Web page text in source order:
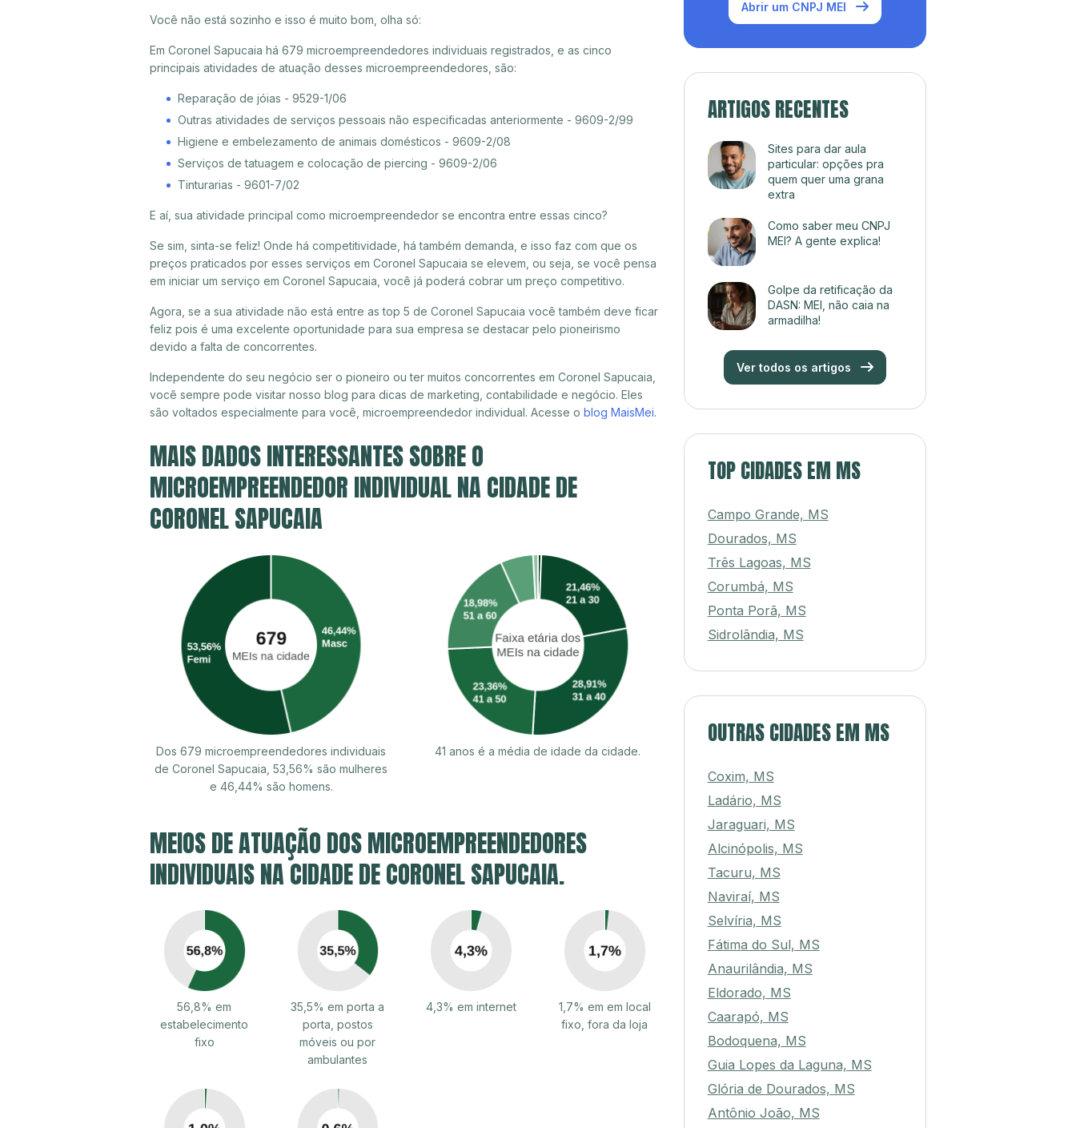
Você não está sozinho e isso é muito bom, olha só:
Em Coronel Sapucaia há 679 microempreendedores individuais registrados, e as cinco
principais atividades de atuação desses microempreendedores, são:
Reparação de jóias - 9529-1/06
Outras atividades de serviços pessoais não especificadas anteriormente - 9609-2/99
Higiene e embelezamento de animais domésticos - 9609-2/08
Serviços de tatuagem e colocação de piercing - 9609-2/06
Tinturarias - 9601-7/02
E aí, sua atividade principal como microempreendedor se encontra entre essas cinco?
Se sim, sinta-se feliz! Onde há competitividade, há também demanda, e isso faz com que os
preços praticados por esses serviços em Coronel Sapucaia se elevem, ou seja, se você pensa
em iniciar um serviço em Coronel Sapucaia, você já poderá cobrar um preço competitivo.
Agora, se a sua atividade não está entre as top 5 de Coronel Sapucaia você também deve ficar
feliz pois é uma excelente oportunidade para sua empresa se destacar pelo pioneirismo
devido a falta de concorrentes.
Independente do seu negócio ser o pioneiro ou ter muitos concorrentes em Coronel Sapucaia,
você sempre pode visitar nosso blog para dicas de marketing, contabilidade e negócio. Eles
são voltados especialmente para você, microempreendedor individual. Acesse o blog MaisMei.
MAIS DADOS INTERESSANTES SOBRE O
MICROEMPREENDEDOR INDIVIDUAL NA CIDADE DE
CORONEL SAPUCAIA
Dos 679 microempreendedores individuais
de Coronel Sapucaia, 53,56% são mulheres
e 46,44% são homens.
41 anos é a média de idade da cidade.
MEIOS DE ATUAÇÃO DOS MICROEMPREENDEDORES
INDIVIDUAIS NA CIDADE DE CORONEL SAPUCAIA.
56,8% em
estabelecimento
fixo
35,5% em porta a
porta, postos
móveis ou por
ambulantes
4,3% em internet
1,7% em em local
fixo, fora da loja
Abrir um CNPJ MEI
ARTIGOS RECENTES
Sites para dar aula
particular: opções pra
quem quer uma grana
extra
Como saber meu CNPJ
MEI? A gente explica!
Golpe da retificação da
DASN: MEI, não caia na
armadilha!
Ver todos os artigos
TOP CIDADES EM MS
Campo Grande, MS
Dourados, MS
Três Lagoas, MS
Corumbá, MS
Ponta Porã, MS
Sidrolândia, MS
OUTRAS CIDADES EM MS
Coxim, MS
Ladário, MS
Jaraguari, MS
Alcinópolis, MS
Tacuru, MS
Naviraí, MS
Selvíria, MS
Fátima do Sul, MS
Anaurilândia, MS
Eldorado, MS
Caarapó, MS
Bodoquena, MS
Guia Lopes da Laguna, MS
Glória de Dourados, MS
Antônio João, MS